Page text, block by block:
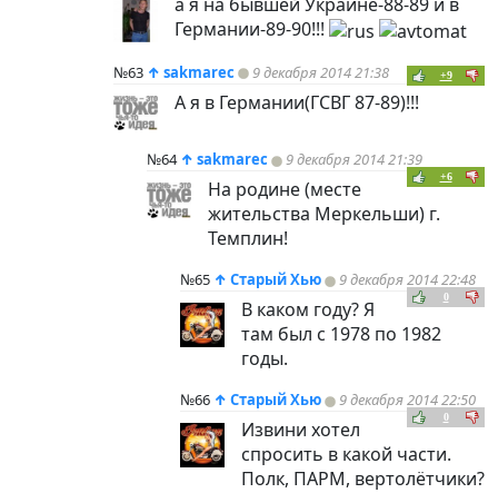
Германии-89-90!!!
№63 ↑ sakmarec 9 декабря 2014 21:38 +9
А я в Германии(ГСВГ 87-89)!!!
№64 ↑ sakmarec 9 декабря 2014 21:39
+6
На родине (месте
жительства Меркельши) г.
Темплин!
№65 ↑ Старый Хью 9 декабря 2014 22:48
0
В каком году? Я
там был с 1978 по 1982
годы.
№66 ↑ Старый Хью 9 декабря 2014 22:50
0
Извини хотел
спросить в какой части.
Полк, ПАРМ, вертолётчики?